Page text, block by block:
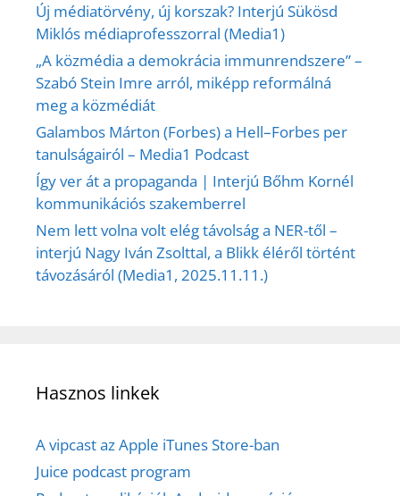
Új médiatörvény, új korszak? Interjú Sükösd
Miklós médiaprofesszorral (Media1)
„A közmédia a demokrácia immunrendszere” –
Szabó Stein Imre arról, miképp reformálná
meg a közmédiát
Galambos Márton (Forbes) a Hell–Forbes per
tanulságairól – Media1 Podcast
Így ver át a propaganda | Interjú Bőhm Kornél
kommunikációs szakemberrel
Nem lett volna volt elég távolság a NER-től –
interjú Nagy Iván Zsolttal, a Blikk éléről történt
távozásáról (Media1, 2025.11.11.)
Hasznos linkek
A vipcast az Apple iTunes Store-ban
Juice podcast program